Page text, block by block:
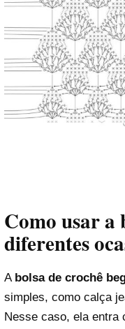
Como usar a
diferentes
A bolsa de crochê
simples, como calça
Nesse caso, ela entra